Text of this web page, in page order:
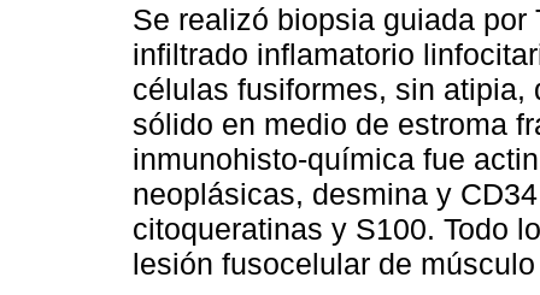
Se realizó biopsia guiada
infiltrado inflamatorio
células fusiformes, sin atipia,
sólido en medio de estroma
inmunohisto-química fue
neoplásicas, desmina y
citoqueratinas y S100. Todo
lesión fusocelular de